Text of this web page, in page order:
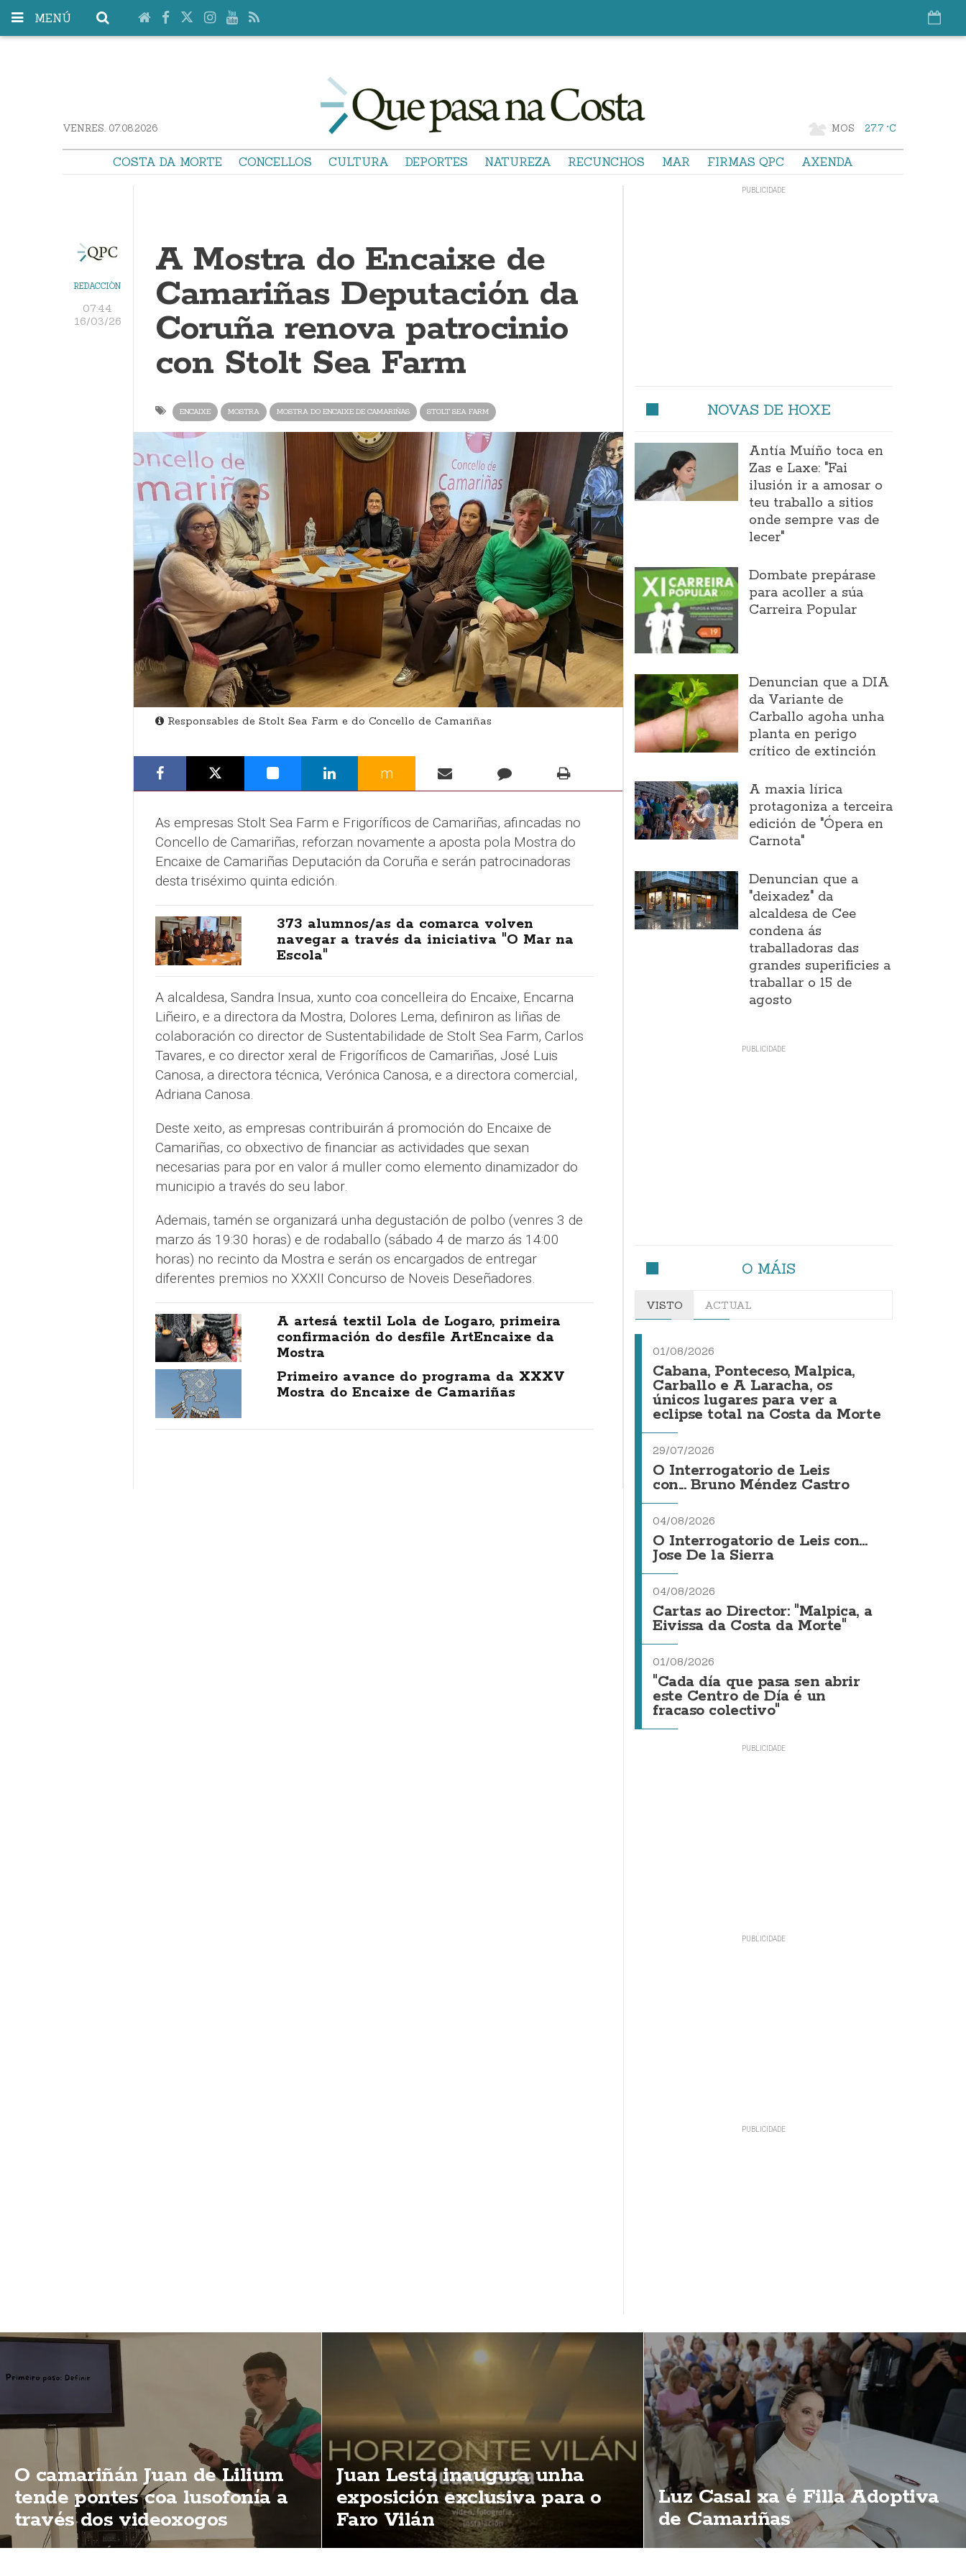
MENÚ
VENRES. 07.08.2026 MOS 27.7 °C
COSTA DA MORTE CONCELLOS CULTURA DEPORTES NATUREZA RECUNCHOS MAR FIRMAS QPC AXENDA
REDACCIÓN
07:44
16/03/26
A Mostra do Encaixe de
Camariñas Deputación da
Coruña renova patrocinio
con Stolt Sea Farm
ENCAIXE MOSTRA MOSTRA DO ENCAIXE DE CAMARIÑAS STOLT SEA FARM
Responsables de Stolt Sea Farm e do Concello de Camariñas
m
As empresas Stolt Sea Farm e Frigoríficos de Camariñas, afincadas no
Concello de Camariñas, reforzan novamente a aposta pola Mostra do
Encaixe de Camariñas Deputación da Coruña e serán patrocinadoras
desta triséximo quinta edición.
373 alumnos/as da comarca volven
navegar a través da iniciativa "O Mar na
Escola"
A alcaldesa, Sandra Insua, xunto coa concelleira do Encaixe, Encarna
Liñeiro, e a directora da Mostra, Dolores Lema, definiron as liñas de
colaboración co director de Sustentabilidade de Stolt Sea Farm, Carlos
Tavares, e co director xeral de Frigoríficos de Camariñas, José Luis
Canosa, a directora técnica, Verónica Canosa, e a directora comercial,
Adriana Canosa.
Deste xeito, as empresas contribuirán á promoción do Encaixe de
Camariñas, co obxectivo de financiar as actividades que sexan
necesarias para por en valor á muller como elemento dinamizador do
municipio a través do seu labor.
Ademais, tamén se organizará unha degustación de polbo (venres 3 de
marzo ás 19:30 horas) e de rodaballo (sábado 4 de marzo ás 14:00
horas) no recinto da Mostra e serán os encargados de entregar
diferentes premios no XXXII Concurso de Noveis Deseñadores.
A artesá textil Lola de Logaro, primeira
confirmación do desfile ArtEncaixe da
Mostra
Primeiro avance do programa da XXXV
Mostra do Encaixe de Camariñas
NOVAS DE HOXE
Antía Muíño toca en
Zas e Laxe: "Fai
ilusión ir a amosar o
teu traballo a sitios
onde sempre vas de
lecer"
Dombate prepárase
para acoller a súa
Carreira Popular
Denuncian que a DIA
da Variante de
Carballo agoha unha
planta en perigo
crítico de extinción
A maxia lírica
protagoniza a terceira
edición de "Ópera en
Carnota"
Denuncian que a
"deixadez" da
alcaldesa de Cee
condena ás
traballadoras das
grandes superificies a
traballar o 15 de
agosto
O MÁIS
VISTO ACTUAL
01/08/2026
Cabana, Ponteceso, Malpica,
Carballo e A Laracha, os
únicos lugares para ver a
eclipse total na Costa da Morte
29/07/2026
O Interrogatorio de Leis
con... Bruno Méndez Castro
04/08/2026
O Interrogatorio de Leis con...
Jose De la Sierra
04/08/2026
Cartas ao Director: "Malpica, a
Eivissa da Costa da Morte"
01/08/2026
"Cada día que pasa sen abrir
este Centro de Día é un
fracaso colectivo"
O camariñán Juan de Lilium
tende pontes coa lusofonía a
través dos videoxogos
Juan Lesta inaugura unha
exposición exclusiva para o
Faro Vilán
Luz Casal xa é Filla Adoptiva
de Camariñas